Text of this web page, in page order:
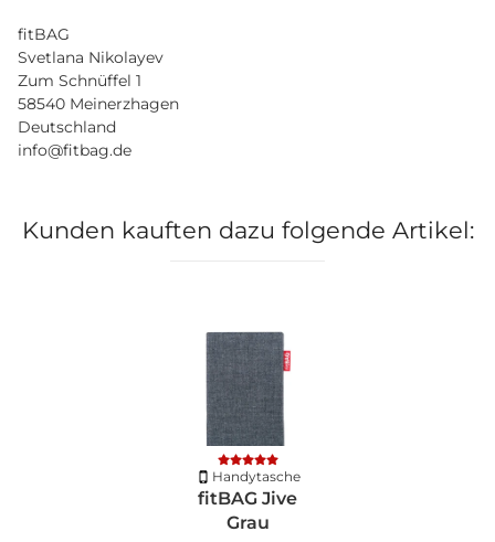
fitBAG
Svetlana Nikolayev
Zum Schnüffel 1
58540 Meinerzhagen
Deutschland
info@fitbag.de
Kunden kauften dazu folgende Artikel:
Handytasche
fitBAG Jive
Grau